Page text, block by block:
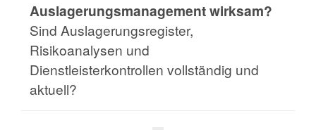
Auslagerungsmanagement wirksam?
Sind Auslagerungsregister,
Risikoanalysen und
Dienstleisterkontrollen vollständig und
aktuell?